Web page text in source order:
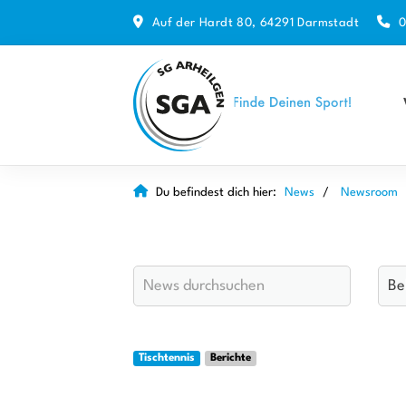
Auf der Hardt 80, 64291 Darmstadt
Du befindest dich hier: News Newsroom
Tischtennis Berichte